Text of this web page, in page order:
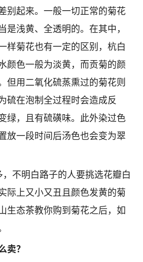
别起来。一般一切正常的菊花
是浅黄、全透明的。在其中，
样菊花也有一定的区别，杭白
颜色一般为淡黄，而贡菊的颜
但用二氧化硫蒸熏过的菊花则
硫在泡制全过程时会造成反
绿，且有硫磺味。此外染过色
放一段时间后汤色也会变为翠
不明白路子的人要挑选花瓣白
际上又小又丑且颜色发黄的菊
生态茶教你购到菊花之后，如
卖？